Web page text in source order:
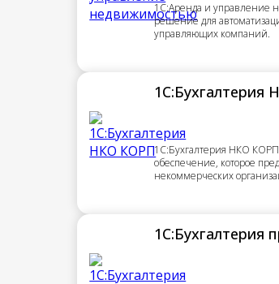
1С:Аренда и управление
решение для
управляющих компаний.
1С:Бухгалтерия
1С:Бухгалтерия НКО
обеспечение, которое
некоммерческих
1С:Бухгалтерия